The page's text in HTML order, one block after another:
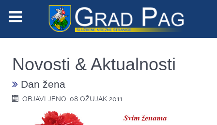
Novosti & Aktualnosti
Dan žena
OBJAVLJENO: 08 OŽUJAK 2011